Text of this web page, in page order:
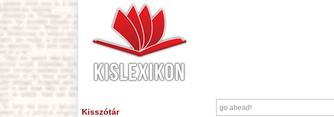
Kisszótár